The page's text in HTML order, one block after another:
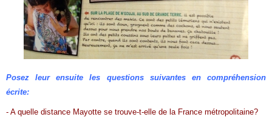
Posez leur ensuite les questions suivantes en compréhension
écrite:
- A quelle distance Mayotte se trouve-t-elle de la France métropolitaine?